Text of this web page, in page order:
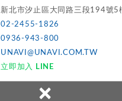
×
新北市汐止區大同路三段194號5
02-2455-1826
0936-943-800
UNAVI@UNAVI.COM.TW
立即加入 LINE